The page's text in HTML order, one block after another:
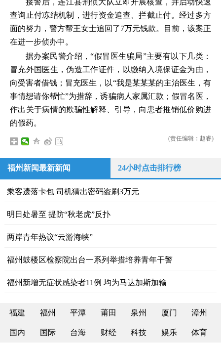
接警后，连江县刑侦大队立即开展核查，并启动快速
查询止付冻结机制，进行资金追查、拦截止付。经过多方
面的努力，警方帮王女士追回了7万元钱款。目前，该案正
在进一步侦办中。
据办案民警介绍，“假冒医生骗局”主要有以下几类：
冒充外国医生，伪造工作证件，以缴纳入境保证金为由，
向受害者借钱；冒充医生，以“我是某某某的主治医生，有
事情想请你帮忙”为措辞，诱骗病人家属汇款；假冒名医，
作出关于病情的欺骗性解释、引导，向患者推销低价购进
的假药。
(责任编辑：赵睿)
福州新闻最新新闻 24小时点击排行榜
乘客遗落卡包 司机猜出密码盗刷3万元
明日处暑至 提防“秋老虎”反扑
两岸青年热议“云游海峡”
福州鼓楼区检察院出台一系列举措培养青年干警
福州新增无症状感染者11例 均为马达加斯加输
福建 福州 平潭 莆田 泉州 厦门 漳州
国内 国际 台海 财经 科技 娱乐 体育